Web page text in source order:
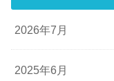
2026年7月
2025年6月